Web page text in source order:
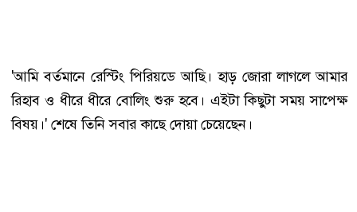
'আমি বর্তমানে রেস্টিং পিরিয়ডে আছি। হাড় জোরা লাগলে আমার
রিহাব ও ধীরে ধীরে বোলিং শুরু হবে। এইটা কিছুটা সময় সাপেক্ষ
বিষয়।' শেষে তিনি সবার কাছে দোয়া চেয়েছেন।